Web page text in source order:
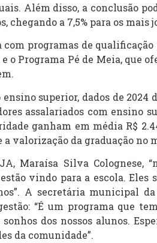
Além disso, a conclusão
chegando a 7,5% para os mais
programas de
o Programa Pé de Meia, que
superior, dados de 2024
assalariados com ensino
ganham em média R$
valorização da graduação no
Maraísa Silva Colognese,
vindo para a escola. Eles
A secretária municipal da
“É um programa que
dos nossos alunos.
da comunidade”.